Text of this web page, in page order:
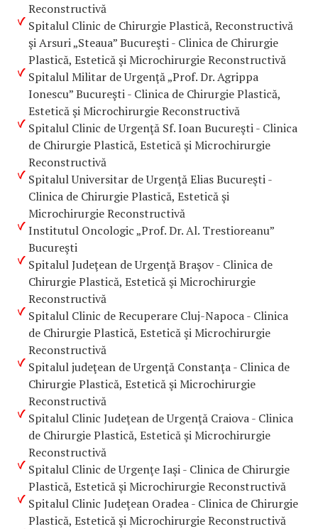
Reconstructivă
Spitalul Clinic de Chirurgie Plastică, Reconstructivă
şi Arsuri „Steaua” Bucureşti - Clinica de Chirurgie
Plastică, Estetică şi Microchirurgie Reconstructivă
Spitalul Militar de Urgenţă „Prof. Dr. Agrippa
Ionescu” Bucureşti - Clinica de Chirurgie Plastică,
Estetică şi Microchirurgie Reconstructivă
Spitalul Clinic de Urgenţă Sf. Ioan Bucureşti - Clinica
de Chirurgie Plastică, Estetică şi Microchirurgie
Reconstructivă
Spitalul Universitar de Urgenţă Elias Bucureşti -
Clinica de Chirurgie Plastică, Estetică şi
Microchirurgie Reconstructivă
Institutul Oncologic „Prof. Dr. Al. Trestioreanu”
Bucureşti
Spitalul Judeţean de Urgenţă Braşov - Clinica de
Chirurgie Plastică, Estetică şi Microchirurgie
Reconstructivă
Spitalul Clinic de Recuperare Cluj-Napoca - Clinica
de Chirurgie Plastică, Estetică şi Microchirurgie
Reconstructivă
Spitalul judeţean de Urgenţă Constanţa - Clinica de
Chirurgie Plastică, Estetică şi Microchirurgie
Reconstructivă
Spitalul Clinic Judeţean de Urgenţă Craiova - Clinica
de Chirurgie Plastică, Estetică şi Microchirurgie
Reconstructivă
Spitalul Clinic de Urgenţe Iaşi - Clinica de Chirurgie
Plastică, Estetică şi Microchirurgie Reconstructivă
Spitalul Clinic Judeţean Oradea - Clinica de Chirurgie
Plastică, Estetică şi Microchirurgie Reconstructivă